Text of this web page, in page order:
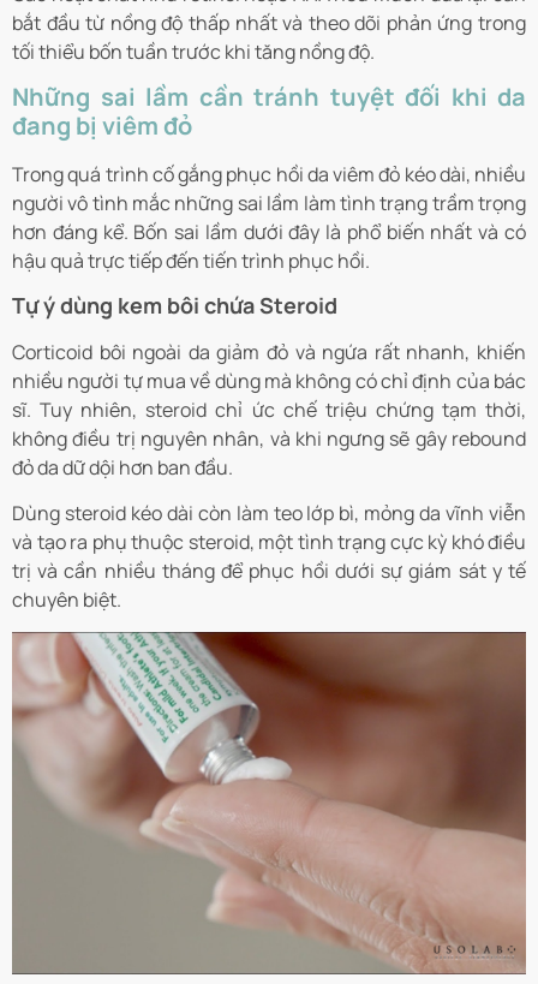
bắt đầu từ nồng độ thấp nhất và theo dõi phản ứng trong
tối thiểu bốn tuần trước khi tăng nồng độ.
Những sai lầm cần tránh tuyệt đối khi da
đang bị viêm đỏ
Trong quá trình cố gắng phục hồi da viêm đỏ kéo dài, nhiều
người vô tình mắc những sai lầm làm tình trạng trầm trọng
hơn đáng kể. Bốn sai lầm dưới đây là phổ biến nhất và có
hậu quả trực tiếp đến tiến trình phục hồi.
Tự ý dùng kem bôi chứa Steroid
Corticoid bôi ngoài da giảm đỏ và ngứa rất nhanh, khiến
nhiều người tự mua về dùng mà không có chỉ định của bác
sĩ. Tuy nhiên, steroid chỉ ức chế triệu chứng tạm thời,
không điều trị nguyên nhân, và khi ngưng sẽ gây rebound
đỏ da dữ dội hơn ban đầu.
Dùng steroid kéo dài còn làm teo lớp bì, mỏng da vĩnh viễn
và tạo ra phụ thuộc steroid, một tình trạng cực kỳ khó điều
trị và cần nhiều tháng để phục hồi dưới sự giám sát y tế
chuyên biệt.